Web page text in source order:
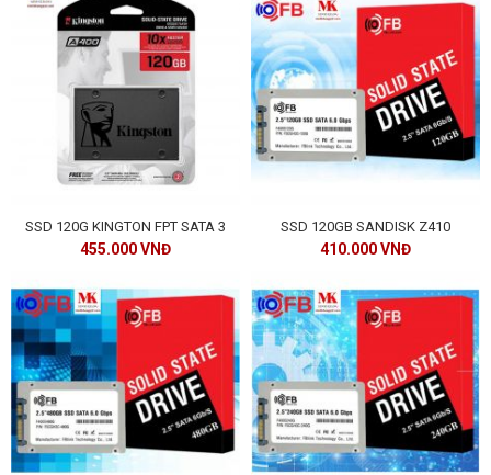
SSD 120G KINGTON FPT SATA 3
455.000 VNĐ
SSD 120GB SANDISK Z410
410.000 VNĐ
HOÀN THÀNH
0909099538